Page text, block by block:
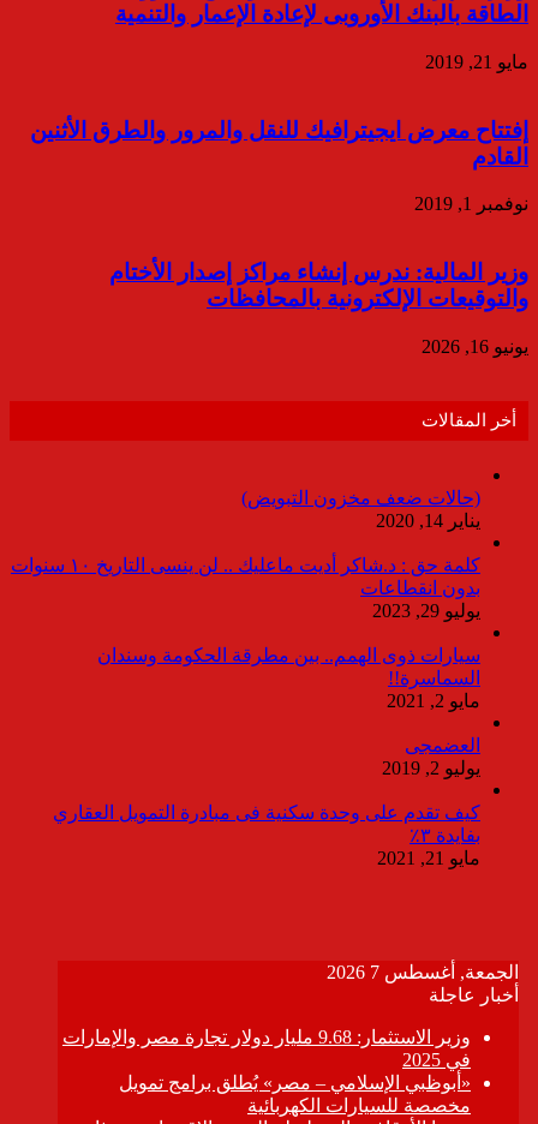
الطاقة بالبنك الأوروبى لإعادة الإعمار والتنمية
مايو 21, 2019
إفتتاح معرض ايجيترافيك للنقل والمرور والطرق الأثنين
القادم
نوفمبر 1, 2019
وزير المالية: ندرس إنشاء مراكز إصدار الأختام
والتوقيعات الإلكترونية بالمحافظات
يونيو 16, 2026
أخر المقالات
(حالات ضعف مخزون التبويض)
يناير 14, 2020
كلمة حق : د.شاكر أديت ماعليك .. لن ينسى التاريخ ١٠ سنوات
بدون انقطاعات
يوليو 29, 2023
سيارات ذوى الهمم.. بين مطرقة الحكومة وسندان
السماسرة!!
مايو 2, 2021
العضمجى
يوليو 2, 2019
كيف تقدم على وحدة سكنية فى مبادرة التمويل العقاري
بفايدة ٣٪
مايو 21, 2021